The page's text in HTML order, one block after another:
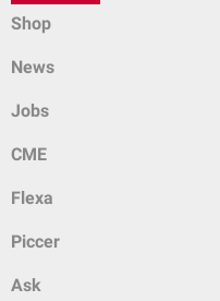
Shop
News
Jobs
CME
Flexa
Piccer
Ask